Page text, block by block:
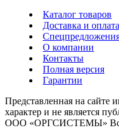
Каталог товаров
Доставка и оплата
О компании
Контакты
Полная версия
Гарантии
Представленная на сайте
характер и не является
ООО «ОРГСИСТЕМЫ»